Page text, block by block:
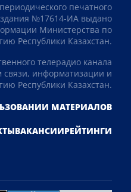
печатного
№17614-ИА выдано
Министерства по
Республики Казахстан.
телерадио канала
связи, информатизации и
Республики Казахстан.
МАТЕРИАЛОВ
ВАКАНСИИРЕЙТИНГИ